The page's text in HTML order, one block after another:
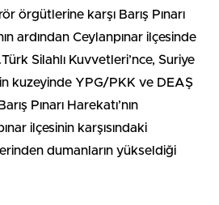
örgütlerine karşı Barış Pınarı
ardından Ceylanpınar ilçesinde
Silahlı Kuvvetleri’nce, Suriye
kuzeyinde YPG/PKK ve DEAŞ
Pınarı Harekatı’nın
ilçesinin karşısındaki
dumanların yükseldiği